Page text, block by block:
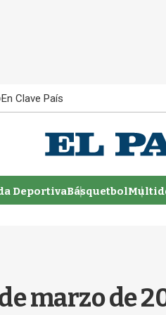
En Clave País
DeportivaBásquetbol
marzo de